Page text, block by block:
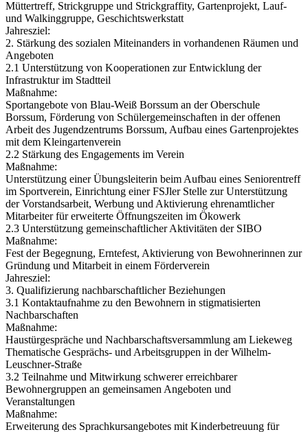
Müttertreff, Strickgruppe und Strickgraffity, Gartenprojekt, Lauf-
und Walkinggruppe, Geschichtswerkstatt
Jahresziel:
2. Stärkung des sozialen Miteinanders in vorhandenen Räumen und
Angeboten
2.1 Unterstützung von Kooperationen zur Entwicklung der
Infrastruktur im Stadtteil
Maßnahme:
Sportangebote von Blau-Weiß Borssum an der Oberschule
Borssum, Förderung von Schülergemeinschaften in der offenen
Arbeit des Jugendzentrums Borssum, Aufbau eines Gartenprojektes
mit dem Kleingartenverein
2.2 Stärkung des Engagements im Verein
Maßnahme:
Unterstützung einer Übungsleiterin beim Aufbau eines Seniorentreff
im Sportverein, Einrichtung einer FSJler Stelle zur Unterstützung
der Vorstandsarbeit, Werbung und Aktivierung ehrenamtlicher
Mitarbeiter für erweiterte Öffnungszeiten im Ökowerk
2.3 Unterstützung gemeinschaftlicher Aktivitäten der SIBO
Maßnahme:
Fest der Begegnung, Erntefest, Aktivierung von Bewohnerinnen zur
Gründung und Mitarbeit in einem Förderverein
Jahresziel:
3. Qualifizierung nachbarschaftlicher Beziehungen
3.1 Kontaktaufnahme zu den Bewohnern in stigmatisierten
Nachbarschaften
Maßnahme:
Haustürgespräche und Nachbarschaftsversammlung am Liekeweg
Thematische Gesprächs- und Arbeitsgruppen in der Wilhelm-
Leuschner-Straße
3.2 Teilnahme und Mitwirkung schwerer erreichbarer
Bewohnergruppen an gemeinsamen Angeboten und
Veranstaltungen
Maßnahme:
Erweiterung des Sprachkursangebotes mit Kinderbetreuung für